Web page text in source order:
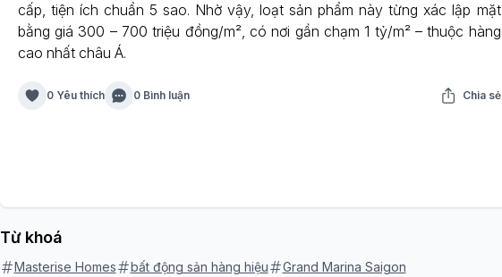
cấp, tiện ích chuẩn 5 sao. Nhờ vậy, loạt sản phẩm này từng xác lập mặt
bằng giá 300 – 700 triệu đồng/m², có nơi gần chạm 1 tỷ/m² – thuộc hàng
cao nhất châu Á.
0 Yêu thích 0 Bình luận Chia sẻ
Từ khoá
Masterise Homes bất động sản hàng hiệu
Grand Marina Saigon